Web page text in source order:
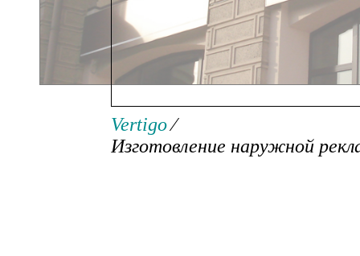
Изготовление наружной
Vertigo ⁄
Изготовление наружной